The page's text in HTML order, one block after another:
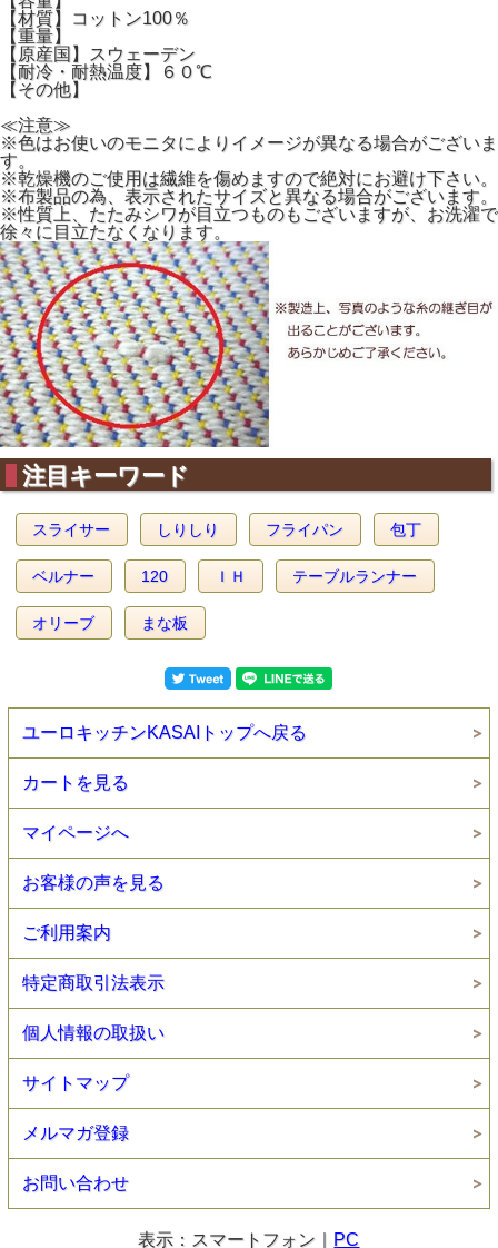
【材質】コットン100％
【重量】
【原産国】スウェーデン
【耐冷・耐熱温度】６０℃
【その他】
≪注意≫
※色はお使いのモニタによりイメージが異なる場合がございま
す。
※乾燥機のご使用は繊維を傷めますので絶対にお避け下さい。
※布製品の為、表示されたサイズと異なる場合がございます。
※性質上、たたみシワが目立つものもございますが、お洗濯で
徐々に目立たなくなります。
注目キーワード
スライサー しりしり フライパン 包丁
ベルナー 120 ＩＨ テーブルランナー
オリーブ まな板
ユーロキッチンKASAIトップへ戻る
カートを見る
マイページへ
お客様の声を見る
ご利用案内
特定商取引法表示
個人情報の取扱い
サイトマップ
メルマガ登録
お問い合わせ
表示：スマートフォン｜ PC